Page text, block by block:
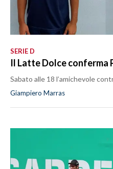
SERIE D
Il Latte Dolce conferma
Sabato alle 18 l’amichevole
Giampiero Marras